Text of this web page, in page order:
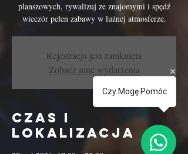
planszowych, rywalizuj ze znajomymi i spędź
wieczór pełen zabawy w luźnej atmosferze.
Rejestracja jest zamknięta
Zobacz inne wydarzenia
Czas i
lokalizacja
Czy Mogę Pomóc